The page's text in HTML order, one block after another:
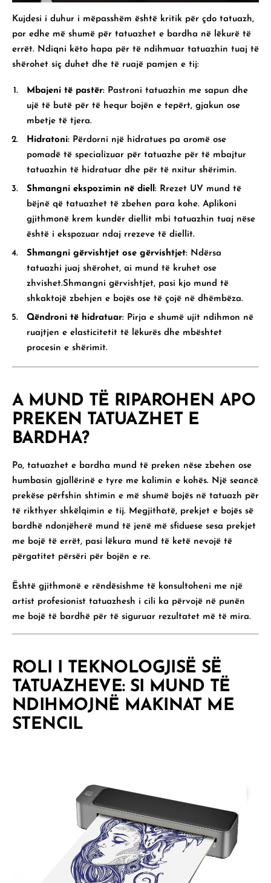
Kujdesi i duhur i mëpasshëm është kritik për çdo tatuazh,
por edhe më shumë për tatuazhet e bardha në lëkurë të
errët. Ndiqni këto hapa për të ndihmuar tatuazhin tuaj të
shërohet siç duhet dhe të ruajë pamjen e tij:
Mbajeni të pastër: Pastroni tatuazhin me sapun dhe
ujë të butë për të hequr bojën e tepërt, gjakun ose
mbetje të tjera.
Hidratoni: Përdorni një hidratues pa aromë ose
pomadë të specializuar për tatuazhe për të mbajtur
tatuazhin të hidratuar dhe për të nxitur shërimin.
Shmangni ekspozimin në diell: Rrezet UV mund të
bëjnë që tatuazhet të zbehen para kohe. Aplikoni
gjithmonë krem ​​kundër diellit mbi tatuazhin tuaj nëse
është i ekspozuar ndaj rrezeve të diellit.
Shmangni gërvishtjet ose gërvishtjet: Ndërsa
tatuazhi juaj shërohet, ai mund të kruhet ose
zhvishet.Shmangni gërvishtjet, pasi kjo mund të
shkaktojë zbehjen e bojës ose të çojë në dhëmbëza.
Qëndroni të hidratuar: Pirja e shumë ujit ndihmon në
ruajtjen e elasticitetit të lëkurës dhe mbështet
procesin e shërimit.
A MUND TË RIPAROHEN APO
PREKEN TATUAZHET E
BARDHA?
Po, tatuazhet e bardha mund të preken nëse zbehen ose
humbasin gjallërinë e tyre me kalimin e kohës. Një seancë
prekëse përfshin shtimin e më shumë bojës në tatuazh për
të rikthyer shkëlqimin e tij. Megjithatë, prekjet e bojës së
bardhë ndonjëherë mund të jenë më sfiduese sesa prekjet
me bojë të errët, pasi lëkura mund të ketë nevojë të
përgatitet përsëri për bojën e re.
Është gjithmonë e rëndësishme të konsultoheni me një
artist profesionist tatuazhesh i cili ka përvojë në punën
me bojë të bardhë për të siguruar rezultatet më të mira.
ROLI I TEKNOLOGJISË SË
TATUAZHEVE: SI MUND TË
NDIHMOJNË MAKINAT ME
STENCIL